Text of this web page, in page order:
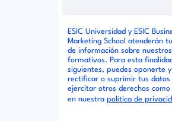
ESIC Universidad y ESIC
Marketing School atenderán
de información sobre
formativos. Para esta
siguientes, puedes oponerte
rectificar o suprimir tus datos
ejercitar otros derechos como
en nuestra política de